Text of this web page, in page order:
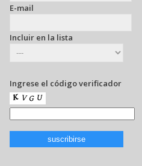
E-mail
Incluir en la lista
Ingrese el código verificador